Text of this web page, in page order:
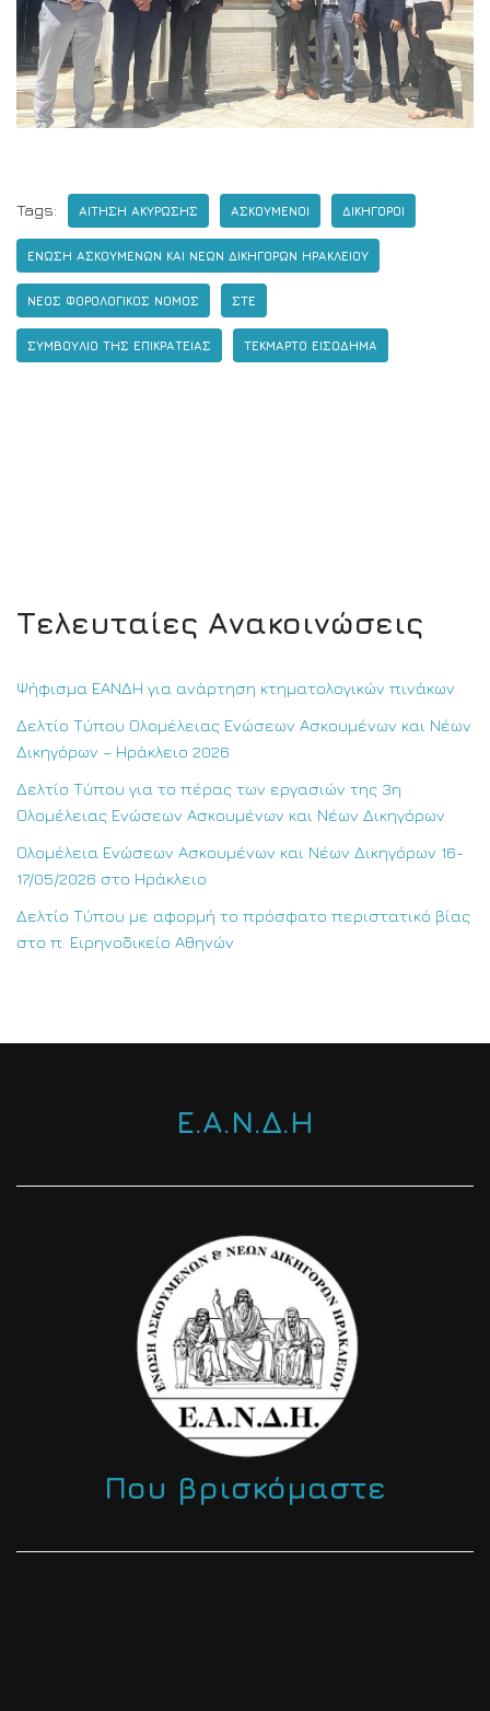
Tags: ΑΙΤΗΣΗ ΑΚΥΡΩΣΗΣ ΑΣΚΟΥΜΕΝΟΙ ΔΙΚΗΓΟΡΟΙ
ΕΝΩΣΗ ΑΣΚΟΥΜΕΝΩΝ ΚΑΙ ΝΕΩΝ ΔΙΚΗΓΟΡΩΝ ΗΡΑΚΛΕΙΟΥ
ΝΕΟΣ ΦΟΡΟΛΟΓΙΚΟΣ ΝΟΜΟΣ ΣΤΕ
ΣΥΜΒΟΥΛΙΟ ΤΗΣ ΕΠΙΚΡΑΤΕΙΑΣ ΤΕΚΜΑΡΤΟ ΕΙΣΟΔΗΜΑ
Τελευταίες Ανακοινώσεις
Ψήφισμα ΕΑΝΔΗ για ανάρτηση κτηματολογικών πινάκων
Δελτίο Τύπου Ολομέλειας Ενώσεων Ασκουμένων και Νέων
Δικηγόρων – Ηράκλειο 2026
Δελτίο Τύπου για το πέρας των εργασιών της 3η
Ολομέλειας Ενώσεων Ασκουμένων και Νέων Δικηγόρων
Ολομέλεια Ενώσεων Ασκουμένων και Νέων Δικηγόρων 16-
17/05/2026 στο Ηράκλειο
Δελτίο Τύπου με αφορμή το πρόσφατο περιστατικό βίας
στο π. Ειρηνοδικείο Αθηνών
Ε.Α.Ν.Δ.Η
Που βρισκόμαστε